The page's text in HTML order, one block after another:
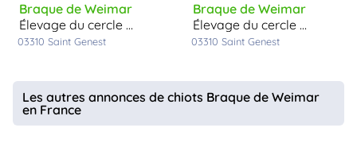
Braque de Weimar
élevage du cercle de léma
03310 Saint Genest
Braque de Weimar
élevage du cercle de léma
03310 Saint Genest
Les autres annonces de chiots Braque de Weimar
en France